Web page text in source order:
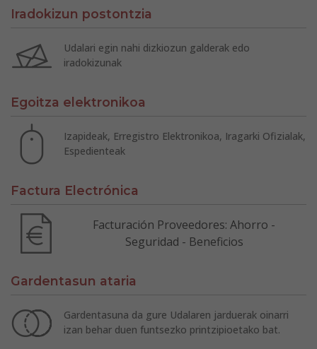
Iradokizun postontzia
Udalari egin nahi dizkiozun galderak edo
iradokizunak
Egoitza elektronikoa
Izapideak, Erregistro Elektronikoa, Iragarki Ofizialak,
Espedienteak
Factura Electrónica
Facturación Proveedores: Ahorro -
Seguridad - Beneficios
Gardentasun ataria
Gardentasuna da gure Udalaren jarduerak oinarri
izan behar duen funtsezko printzipioetako bat.